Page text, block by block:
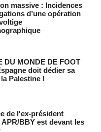
à Sao Tomé-et-Principe à
lors de la simulation d'une
au Moyen-Orient,
Machar sollicitent un
massive : Incidences
d’une opération
DU MONDE DE FOOT
doit dédier sa
Palestine !
de l'ex-président
BBY est devant les